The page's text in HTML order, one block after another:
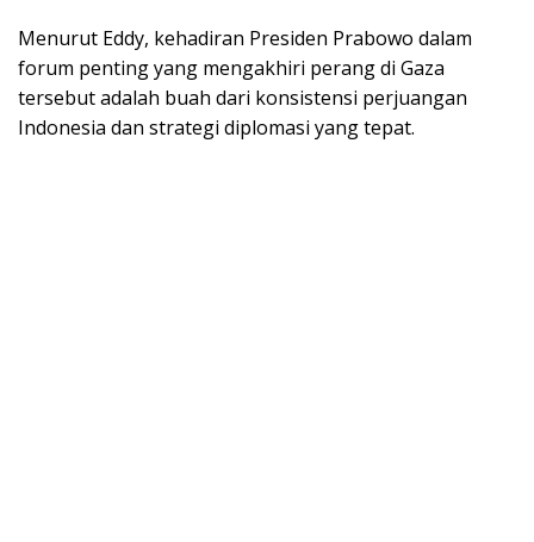
​Menurut Eddy, kehadiran Presiden Prabowo dalam
forum penting yang mengakhiri perang di Gaza
tersebut adalah buah dari konsistensi perjuangan
Indonesia dan strategi diplomasi yang tepat.